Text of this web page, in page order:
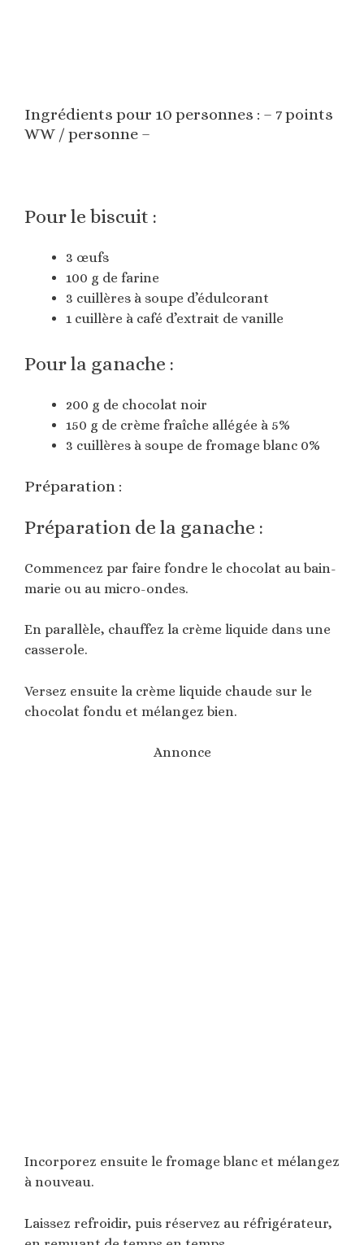
Ingrédients pour 10 personnes : – 7 points
WW / personne –
Pour le biscuit :
3 œufs
100 g de farine
3 cuillères à soupe d’édulcorant
1 cuillère à café d’extrait de vanille
Pour la ganache :
200 g de chocolat noir
150 g de crème fraîche allégée à 5%
3 cuillères à soupe de fromage blanc 0%
Préparation :
Préparation de la ganache :
Commencez par faire fondre le chocolat au bain-
marie ou au micro-ondes.
En parallèle, chauffez la crème liquide dans une
casserole.
Versez ensuite la crème liquide chaude sur le
chocolat fondu et mélangez bien.
Annonce
Incorporez ensuite le fromage blanc et mélangez
à nouveau.
Laissez refroidir, puis réservez au réfrigérateur,